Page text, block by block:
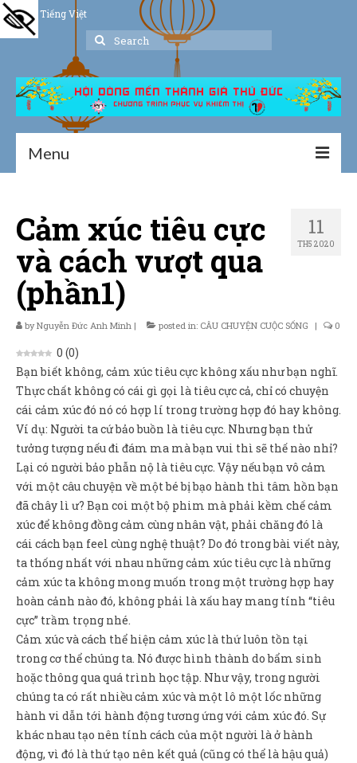
Tiếng Việt
Search
Menu
Giới thiệu
Hoạt động
Thư viện
Dịch vụ hỗ trợ
Sản Phẩm
Giúp đỡ
Liên hệ
11
TH5 2020
Cảm xúc tiêu cực
và cách vượt qua
(phần1)
byNguyễn Đức Anh Minh | posted in: CÂU CHUYỆN CUỘC SỐNG | 0
0 (0)
Bạn biết không, cảm xúc tiêu cực không xấu như bạn nghĩ.
Thực chất không có cái gì gọi là tiêu cực cả, chỉ có chuyện
cái cảm xúc đó nó có hợp lí trong trường hợp đó hay không.
Ví dụ: Người ta cứ bảo buồn là tiêu cực. Nhưng bạn thử
tưởng tượng nếu đi đám ma mà bạn vui thì sẽ thế nào nhỉ?
Lại có người bảo phẫn nộ là tiêu cực. Vậy nếu bạn vô cảm
với một câu chuyện về một bé bị bạo hành thì tâm hồn bạn
đã chây lì ư? Bạn coi một bộ phim mà phải kềm chế cảm
xúc để không đồng cảm cùng nhân vật, phải chăng đó là
cái cách bạn feel cùng nghệ thuật? Do đó trong bài viết này,
ta thống nhất với nhau những cảm xúc tiêu cực là những
cảm xúc ta không mong muốn trong một trường hợp hay
hoàn cảnh nào đó, không phải là xấu hay mang tính “tiêu
cực” trầm trọng nhé.
Cảm xúc và cách thể hiện cảm xúc là thứ luôn tồn tại
trong cơ thể chúng ta. Nó được hình thành do bẩm sinh
hoặc thông qua quá trình học tập. Như vậy, trong người
chúng ta có rất nhiều cảm xúc và một lô một lốc những
hành vi dẫn tới hành động tương ứng với cảm xúc đó. Sự
khác nhau tạo nên tính cách của một người là ở hành
động, vì đó là thứ tạo nên kết quả (cũng có thể là hậu quả)